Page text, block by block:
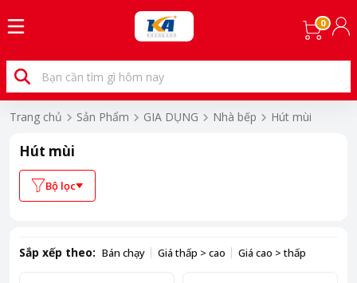
0
Trang chủ Sản Phẩm GIA DỤNG Nhà bếp Hút mùi
Hút mùi
Bộ lọc
Sắp xếp theo: Bán chạy Giá thấp > cao Giá cao > thấp